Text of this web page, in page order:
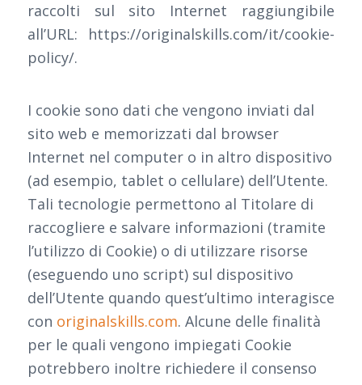
raccolti sul sito Internet raggiungibile
all’URL: https://originalskills.com/it/cookie-
policy/.
I cookie sono dati che vengono inviati dal
sito web e memorizzati dal browser
Internet nel computer o in altro dispositivo
(ad esempio, tablet o cellulare) dell’Utente.
Tali tecnologie permettono al Titolare di
raccogliere e salvare informazioni (tramite
l’utilizzo di Cookie) o di utilizzare risorse
(eseguendo uno script) sul dispositivo
dell’Utente quando quest’ultimo interagisce
con originalskills.com. Alcune delle finalità
per le quali vengono impiegati Cookie
potrebbero inoltre richiedere il consenso